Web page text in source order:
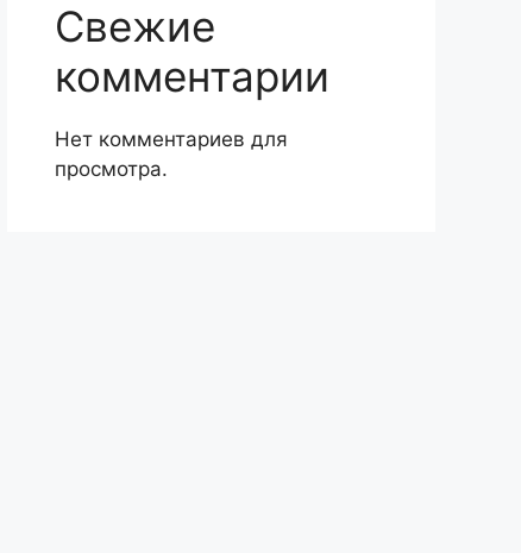
Свежие
комментарии
Нет комментариев для
просмотра.